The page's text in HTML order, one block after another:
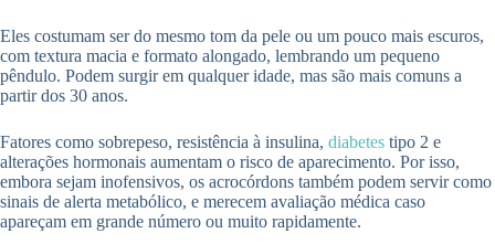
Eles costumam ser do mesmo tom da pele ou um pouco mais escuros,
com textura macia e formato alongado, lembrando um pequeno
pêndulo. Podem surgir em qualquer idade, mas são mais comuns a
partir dos 30 anos.
Fatores como sobrepeso, resistência à insulina, diabetes tipo 2 e
alterações hormonais aumentam o risco de aparecimento. Por isso,
embora sejam inofensivos, os acrocórdons também podem servir como
sinais de alerta metabólico, e merecem avaliação médica caso
apareçam em grande número ou muito rapidamente.